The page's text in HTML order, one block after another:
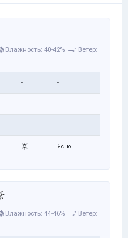
Влажность: 40-42%
Ветер:
- -
- -
- -
Ясно
Влажность: 44-46%
Ветер: